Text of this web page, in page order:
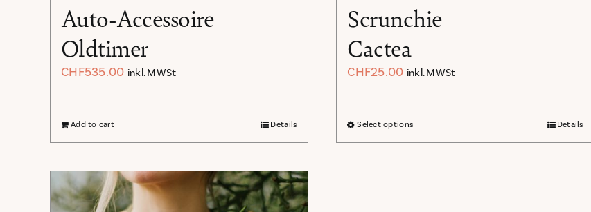
Auto-Accessoire
Oldtimer
CHF535.00 inkl. MWSt
Add to cart Details
Scrunchie
Cactea
CHF25.00 inkl. MWSt
Select options Details